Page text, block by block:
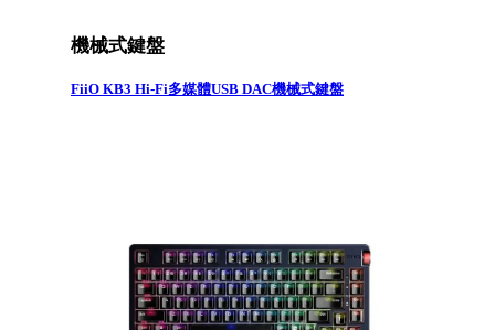
機械式鍵盤
FiiO KB3 Hi-Fi多媒體USB DAC機械式鍵盤